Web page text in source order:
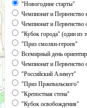
"Новогодние старты"
Чемпионат и Первенство
Чемпионат и Первенство
"Кубок города" (один из
"Приз смолян-героев"
Всемирный день
Чемпионат и Первенство
"Российский Азимут"
"Приз Пржевальского"
"Крепостная стена"
"Кубок освобождения"